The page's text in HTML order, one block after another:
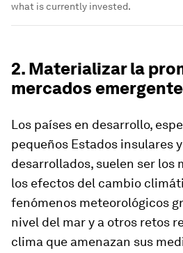
what is currently invested.
2. Materializar la
mercados
Los países en desarrollo,
pequeños Estados insulares
desarrollados, suelen ser los
los efectos del cambio
fenómenos meteorológicos
nivel del mar y a otros retos
clima que amenazan sus